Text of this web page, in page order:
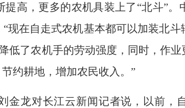
高，更多的农机具装上了“北斗”。
现在自走式农机基本都可以加装北
低了农机手的劳动强度，同时，作
约耕地，增加农民收入。”
金龙对长江云新闻记者说，以前，